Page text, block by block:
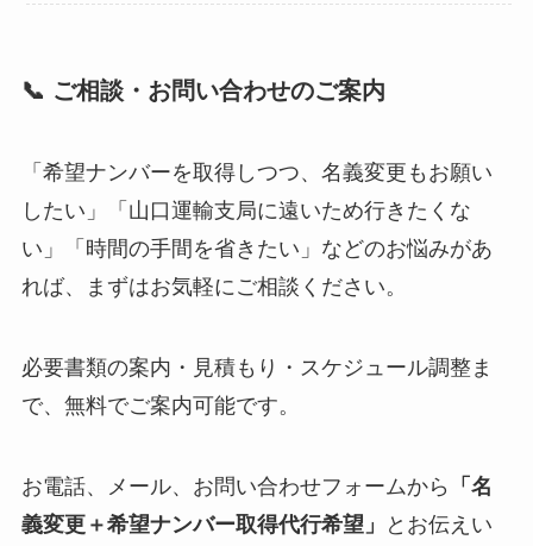
📞 ご相談・お問い合わせのご案内
「希望ナンバーを取得しつつ、名義変更もお願い
したい」「山口運輸支局に遠いため行きたくな
い」「時間の手間を省きたい」などのお悩みがあ
れば、まずはお気軽にご相談ください。
必要書類の案内・見積もり・スケジュール調整ま
で、無料でご案内可能です。
お電話、メール、お問い合わせフォームから
「名
義変更＋希望ナンバー取得代行希望」
とお伝えい